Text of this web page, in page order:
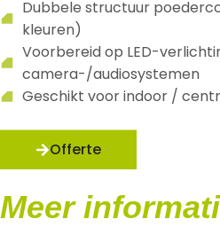
Dubbele structuur
kleuren)
Voorbereid op LED-
camera-/audiosystemen
Geschikt voor indoor /
Offerte
Meer